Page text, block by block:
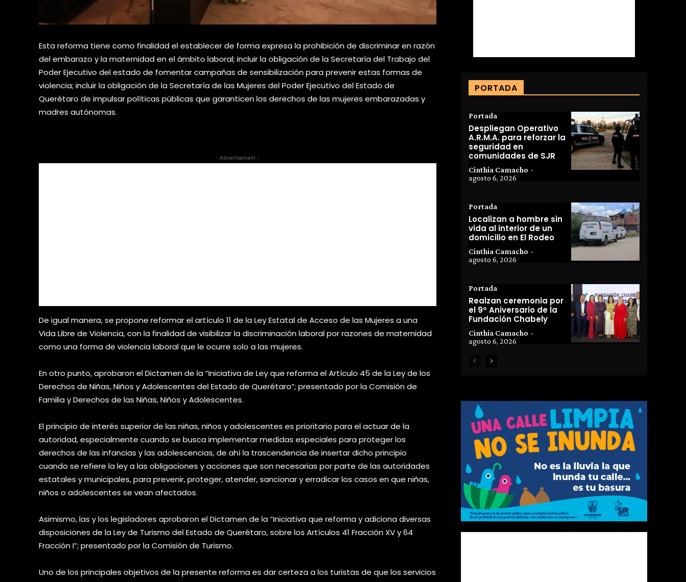
Esta reforma tiene como finalidad el establecer de forma expresa la prohibición de discriminar en razón
del embarazo y la maternidad en el ámbito laboral; incluir la obligación de la Secretaría del Trabajo del
Poder Ejecutivo del estado de fomentar campañas de sensibilización para prevenir estas formas de
violencia; incluir la obligación de la Secretaría de las Mujeres del Poder Ejecutivo del Estado de
Querétaro de impulsar políticas públicas que garanticen los derechos de las mujeres embarazadas y
madres autónomas.
- Advertisement -
De igual manera, se propone reformar el artículo 11 de la Ley Estatal de Acceso de las Mujeres a una
Vida Libre de Violencia, con la finalidad de visibilizar la discriminación laboral por razones de maternidad
como una forma de violencia laboral que le ocurre solo a las mujeres.
En otro punto, aprobaron el Dictamen de la “Iniciativa de Ley que reforma el Artículo 45 de la Ley de los
Derechos de Niñas, Niños y Adolescentes del Estado de Querétaro”; presentado por la Comisión de
Familia y Derechos de las Niñas, Niños y Adolescentes.
El principio de interés superior de las niñas, niños y adolescentes es prioritario para el actuar de la
autoridad, especialmente cuando se busca implementar medidas especiales para proteger los
derechos de las infancias y las adolescencias, de ahí la trascendencia de insertar dicho principio
cuando se refiere la ley a las obligaciones y acciones que son necesarias por parte de las autoridades
estatales y municipales, para prevenir, proteger, atender, sancionar y erradicar los casos en que niñas,
niños o adolescentes se vean afectados.
Asimismo, las y los legisladores aprobaron el Dictamen de la “Iniciativa que reforma y adiciona diversas
disposiciones de la Ley de Turismo del Estado de Querétaro, sobre los Artículos 41 Fracción XV y 64
Fracción I”; presentado por la Comisión de Turismo.
Uno de los principales objetivos de la presente reforma es dar certeza a los turistas de que los servicios
PORTADA
Portada
Despliegan Operativo
A.R.M.A. para reforzar la
seguridad en
comunidades de SJR
Cinthia Camacho -
agosto 6, 2026
Portada
Localizan a hombre sin
vida al interior de un
domicilio en El Rodeo
Cinthia Camacho -
agosto 6, 2026
Portada
Realzan ceremonia por
el 9º Aniversario de la
Fundación Chabely
Cinthia Camacho -
agosto 6, 2026